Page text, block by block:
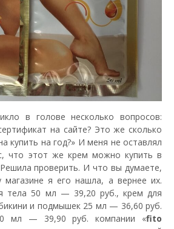
в голове несколько вопросов:
на сайте? Это же сколько
купить на год?» И меня не оставлял
что этот же крем можно купить в
проверить. И что вы думаете,
я его нашла, а вернее их.
тела 50 мл — 39,20 руб., крем для
и подмышек 25 мл — 36,60 руб.
мл — 39,90 руб. компании «fito